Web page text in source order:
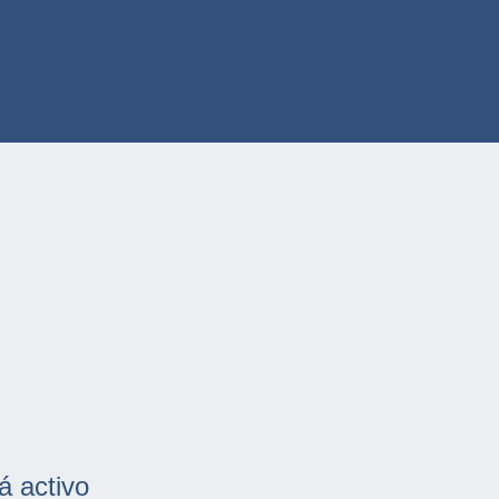
activo